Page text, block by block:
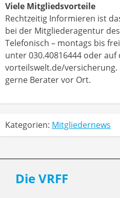
Viele Mitgliedsvorteile
Rechtzeitig Informieren ist
bei der Mitgliederagentur
Telefonisch – montags bis
unter 030.40816444 oder auf
vorteilswelt.de/
gerne Berater vor Ort.
Kategorien: Mitgliedernews
Die VRFF